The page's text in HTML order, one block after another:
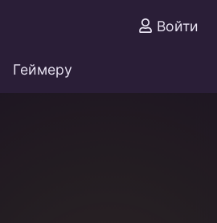
Войти
Геймеру